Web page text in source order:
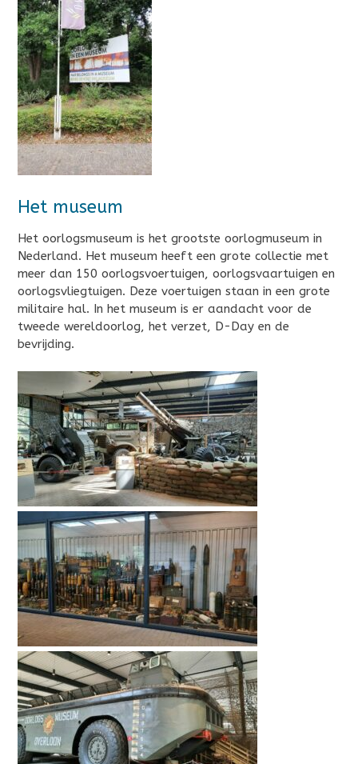
Het museum
Het oorlogsmuseum is het grootste oorlogmuseum in
Nederland. Het museum heeft een grote collectie met
meer dan 150 oorlogsvoertuigen, oorlogsvaartuigen en
oorlogsvliegtuigen. Deze voertuigen staan in een grote
militaire hal. In het museum is er aandacht voor de
tweede wereldoorlog, het verzet, D-Day en de
bevrijding.